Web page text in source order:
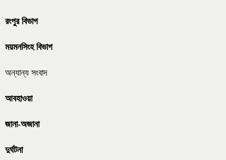
রংপুর বিভাগ
ময়মনসিংহ বিভাগ
অন্যান্য সংবাদ
আবহাওয়া
জানা-অজানা
দুর্ঘটনা